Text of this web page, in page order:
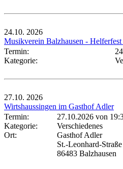
24.10. 2026
Musikverein Balzhausen -
Termin:
Kategorie:
27.10. 2026
Wirtshaussingen im Gasthof Adler
Termin:
27.10.2026 von
Kategorie:
Verschiedenes
Ort:
Gasthof Adler
St.-Leonhard-Straße
86483 Balzhausen